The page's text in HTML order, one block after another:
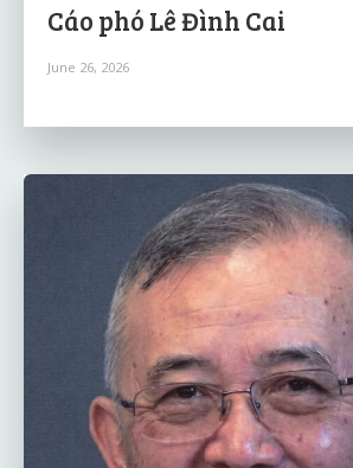
Cáo phó Lê Đình Cai
June 26, 2026